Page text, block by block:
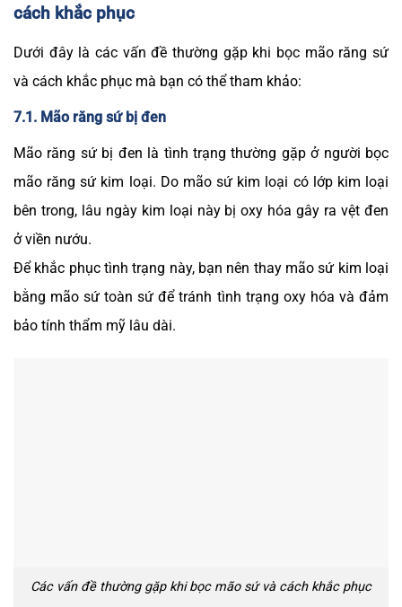
cách khắc phục
Dưới đây là các vấn đề thường gặp khi bọc mão răng sứ
và cách khắc phục mà bạn có thể tham khảo:
7.1. Mão răng sứ bị đen
Mão răng sứ bị đen là tình trạng thường gặp ở người bọc
mão răng sứ kim loại. Do mão sứ kim loại có lớp kim loại
bên trong, lâu ngày kim loại này bị oxy hóa gây ra vệt đen
ở viền nướu.
Để khắc phục tình trạng này, bạn nên thay mão sứ kim loại
bằng mão sứ toàn sứ để tránh tình trạng oxy hóa và đảm
bảo tính thẩm mỹ lâu dài.
Các vấn đề thường gặp khi bọc mão sứ và cách khắc phục